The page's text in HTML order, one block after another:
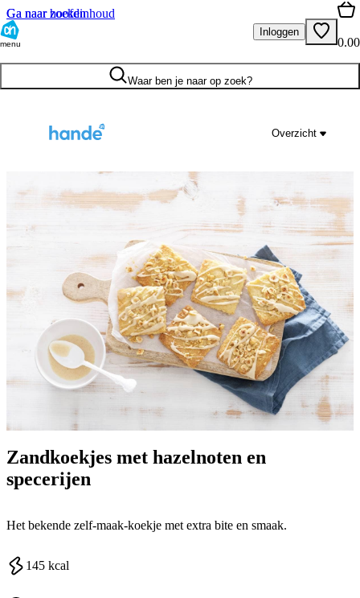
Ga naar hoofdinhoud
Ga naar zoeken
menu
Inloggen
0.00
Waar ben je naar op zoek?
Overzicht
Zandkoekjes met hazelnoten en
specerijen
Het bekende zelf-maak-koekje met extra bite en smaak.
145 kcal